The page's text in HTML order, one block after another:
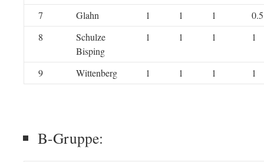
7
Glahn 1 1 1
0.5
8
Schulze
Bisping
1 1 1 1
9 Wittenberg 1 1 1 1
B-Gruppe: